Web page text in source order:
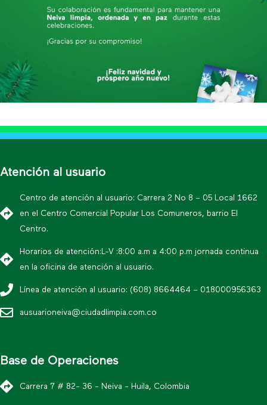
Atención al usuario
Centro de atención al usuario: Carrera 2 No 8 – 05 Local 1662
en el Centro Comercial Popular Los Comuneros, barrio El
Centro.
Horarios de atención:L-V :8:00 a.m a 4:00 p.m jornada continua
en la oficina de atención al usuario.
Línea de atención al usuario: (608) 8664464 – 018000956363
ausuarioneiva@ciudadlimpia.com.co
Base de Operaciones
Carrera 7 # 82- 36 - Neiva - Huila, Colombia